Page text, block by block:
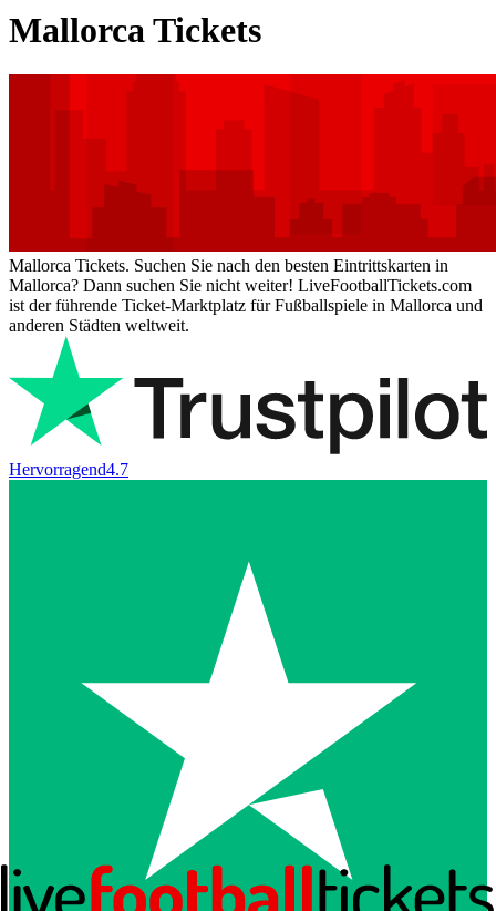
Mallorca Tickets
Mallorca Tickets. Suchen Sie nach den besten Eintrittskarten in
Mallorca? Dann suchen Sie nicht weiter! LiveFootballTickets.com
ist der führende Ticket-Marktplatz für Fußballspiele in Mallorca und
anderen Städten weltweit.
Hervorragend4.7